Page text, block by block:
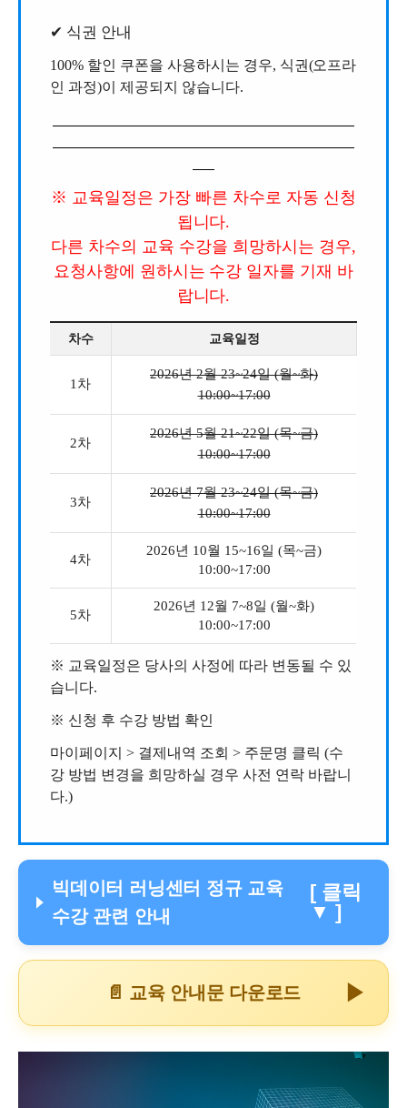
✔ 식권 안내
100% 할인 쿠폰을 사용하시는 경우, 식권(오프라
인 과정)이 제공되지 않습니다.
※ 교육일정은 가장 빠른 차수로 자동 신청
됩니다.
다른 차수의 교육 수강을 희망하시는 경우,
요청사항에 원하시는 수강 일자를 기재 바
랍니다.
차수 교육일정
1차
2026년 2월 23~24일 (월~화)
10:00~17:00
2차
2026년 5월 21~22일 (목~금)
10:00~17:00
3차
2026년 7월 23~24일 (목~금)
10:00~17:00
4차
2026년 10월 15~16일 (목~금)
10:00~17:00
5차
2026년 12월 7~8일 (월~화)
10:00~17:00
※ 교육일정은 당사의 사정에 따라 변동될 수 있
습니다.
※ 신청 후 수강 방법 확인
마이페이지 > 결제내역 조회 > 주문명 클릭 (수
강 방법 변경을 희망하실 경우 사전 연락 바랍니
다.)
빅데이터 러닝센터 정규 교육
수강 관련 안내
[ 클릭
▼ ]
📄 교육 안내문 다운로드 ▶